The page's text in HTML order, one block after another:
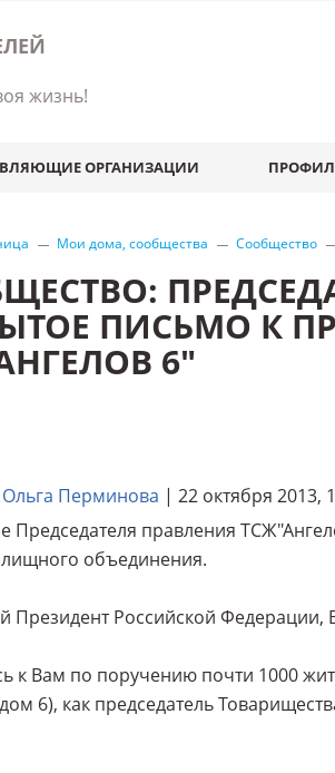
жизнь!
ОРГАНИЗАЦИИ
Мои дома, сообщества Сообщество
ПИСЬМО К
6"
Ольга Перминова | 22 октября 2013,
Председателя правления
объединения.
Президент Российской
к Вам по поручению почти 1000
6), как председатель